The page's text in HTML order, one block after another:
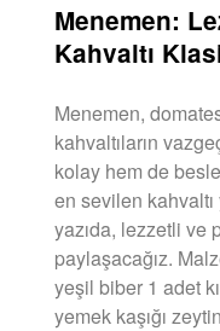
Menemen:
Kahvaltı
Menemen,
kahvaltıların
kolay hem de
en sevilen
yazıda, lezzetli ve
paylaşacağız.
yeşil biber 1 adet
yemek kaşığı